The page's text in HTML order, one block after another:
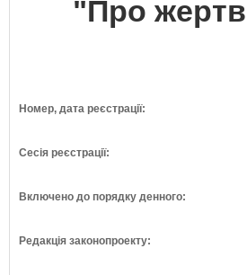
"Про
Номер, дата реєстрації:
Сесія реєстрації:
Включено до порядку денного:
Редакція законопроекту: